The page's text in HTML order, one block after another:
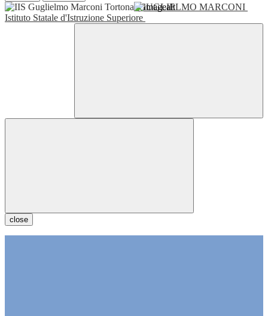
GUGLIELMO MARCONI
Istituto Statale d'Istruzione Superiore
close